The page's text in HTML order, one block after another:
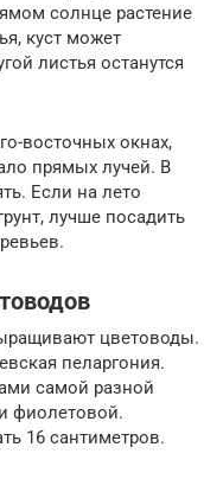
солнце растение
куст может
листья останутся
восточных окнах,
прямых лучей. В
Если на лето
лучше посадить
цветоводы.
пеларгония.
самой разной
фиолетовой.
16 сантиметров.